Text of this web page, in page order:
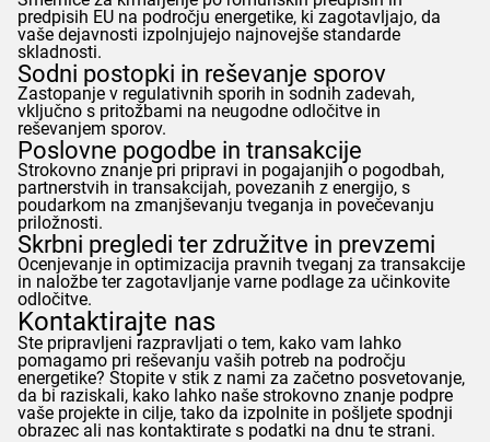
predpisih EU na področju energetike, ki zagotavljajo, da
vaše dejavnosti izpolnjujejo najnovejše standarde
skladnosti.
Sodni postopki in reševanje sporov
Zastopanje v regulativnih sporih in sodnih zadevah,
vključno s pritožbami na neugodne odločitve in
reševanjem sporov.
Poslovne pogodbe in transakcije
Strokovno znanje pri pripravi in pogajanjih o pogodbah,
partnerstvih in transakcijah, povezanih z energijo, s
poudarkom na zmanjševanju tveganja in povečevanju
priložnosti.
Skrbni pregledi ter združitve in prevzemi
Ocenjevanje in optimizacija pravnih tveganj za transakcije
in naložbe ter zagotavljanje varne podlage za učinkovite
odločitve.
Kontaktirajte nas
Ste pripravljeni razpravljati o tem, kako vam lahko
pomagamo pri reševanju vaših potreb na področju
energetike? Stopite v stik z nami za začetno posvetovanje,
da bi raziskali, kako lahko naše strokovno znanje podpre
vaše projekte in cilje, tako da izpolnite in pošljete spodnji
obrazec ali nas kontaktirate s podatki na dnu te strani.